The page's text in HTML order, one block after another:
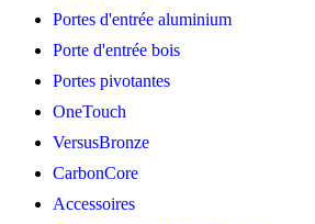
Portes d'entrée aluminium
Porte d'entrée bois
Portes pivotantes
OneTouch
VersusBronze
CarbonCore
Accessoires